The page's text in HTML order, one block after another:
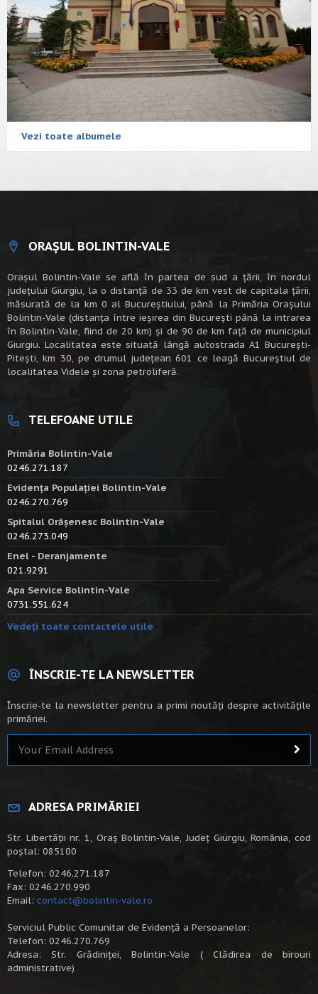
Vezi toate albumele
ORAȘUL BOLINTIN-VALE
Oraşul Bolintin-Vale se află în partea de sud a ţării, în nordul
judeţului Giurgiu, la o distanţă de 33 de km vest de capitala țării,
măsurată de la km 0 al Bucureștiului, până la Primăria Orașului
Bolintin-Vale (distanța între ieșirea din București până la intrarea
în Bolintin-Vale, fiind de 20 km) şi de 90 de km faţă de municipiul
Giurgiu. Localitatea este situată lângă autostrada A1 Bucureşti-
Piteşti, km 30, pe drumul judeţean 601 ce leagă Bucureştiul de
localitatea Videle şi zona petroliferă.
TELEFOANE UTILE
Primăria Bolintin-Vale
0246.271.187
Evidența Populației Bolintin-Vale
0246.270.769
Spitalul Orășenesc Bolintin-Vale
0246.273.049
Enel - Deranjamente
021.9291
Apa Service Bolintin-Vale
0731.551.624
Vedeți toate contactele utile
ÎNSCRIE-TE LA NEWSLETTER
Înscrie-te la newsletter pentru a primi noutăți despre activitățile
primăriei.
ADRESA PRIMĂRIEI
Str. Libertății nr. 1, Oraș Bolintin-Vale, Județ Giurgiu, România, cod
poștal: 085100
Telefon: 0246.271.187
Fax: 0246.270.990
Email: contact@bolintin-vale.ro
Serviciul Public Comunitar de Evidență a Persoanelor:
Telefon: 0246.270.769
Adresa: Str. Grădiniței, Bolintin-Vale ( Clădirea de birouri
administrative)